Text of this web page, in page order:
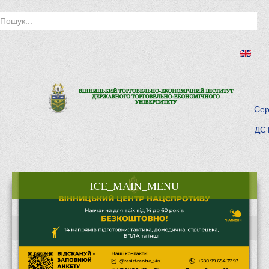
ICE_MAIN_MENU
Історія інституту
Інститут сьогодні